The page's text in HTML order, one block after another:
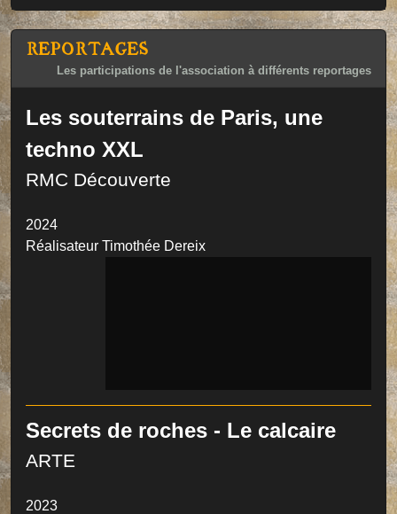
REPORTAGES
Les participations de l'association à différents reportages
Les souterrains de Paris, une
techno XXL
RMC Découverte
2024
Réalisateur Timothée Dereix
Secrets de roches - Le calcaire
ARTE
2023